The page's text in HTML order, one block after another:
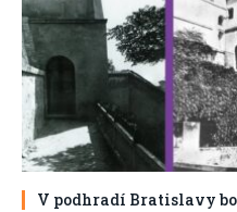
V podhradí Bratislavy